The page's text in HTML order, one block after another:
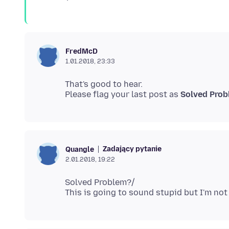
FredMcD
1.01.2018, 23:33
That's good to hear.
Please flag your last post as Solved
Quangle Zadający pytanie
2.01.2018, 19:22
Solved Problem?/